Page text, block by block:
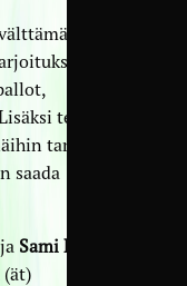
teippaus-
tarjoamme
saada
Sami Koivula
(ät)